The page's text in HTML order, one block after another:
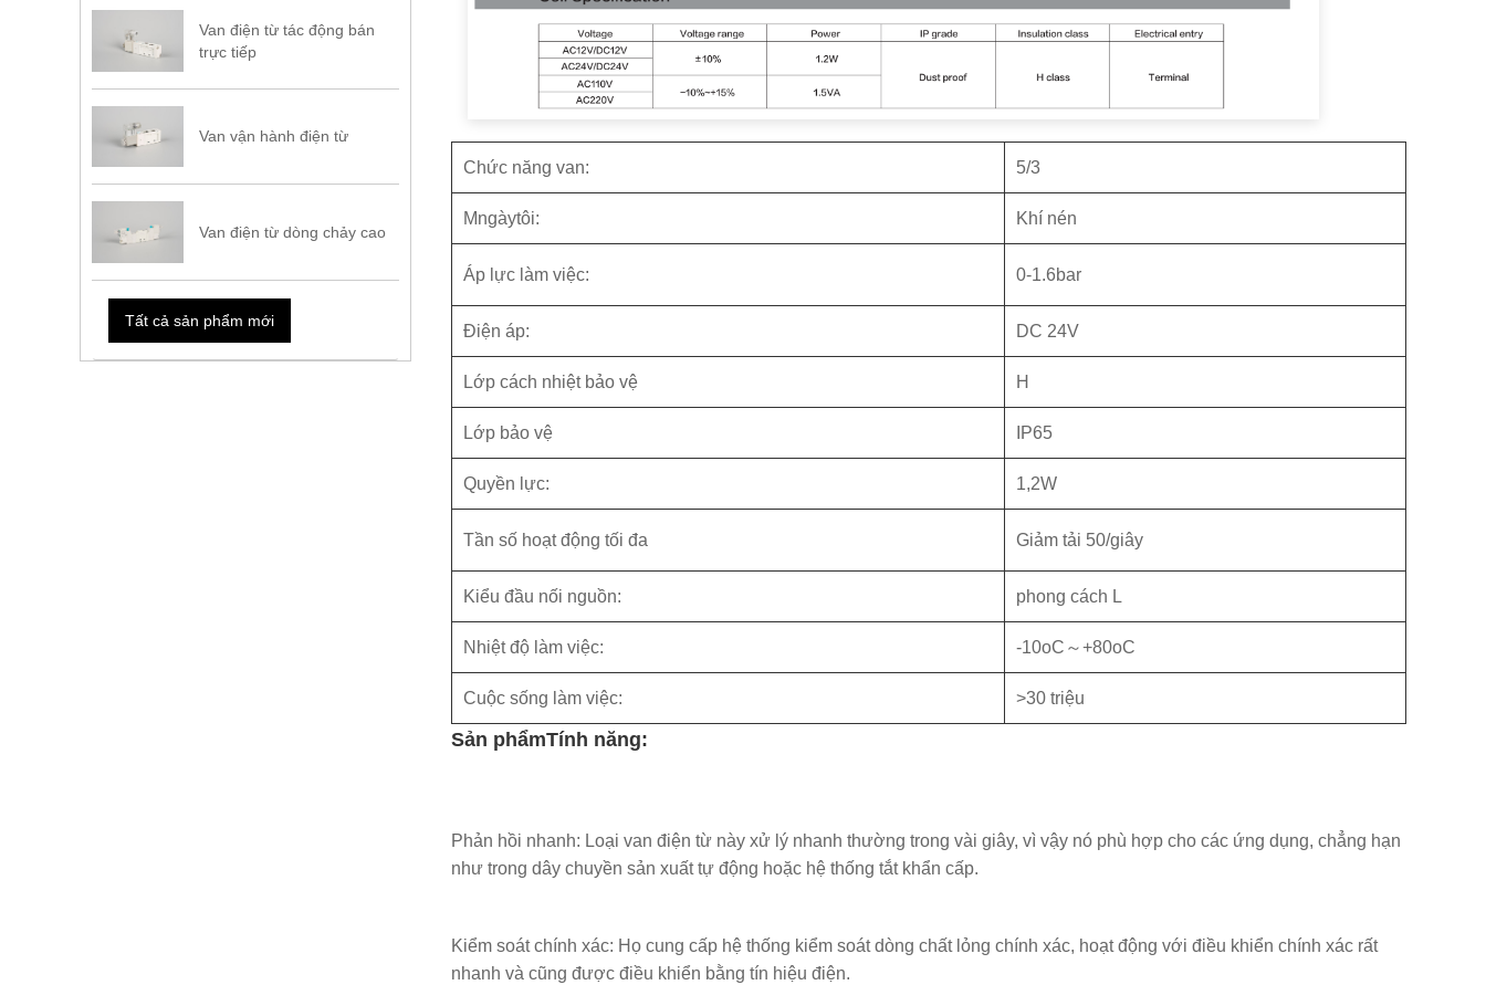
Van điện từ tác động bán
trực tiếp
Van vận hành điện từ
Van điện từ dòng chảy cao
Tất cả sản phẩm mới
Chức năng van: 5/3
Mngàytôi: Khí nén
Áp lực làm việc: 0-1.6bar
Điện áp: DC 24V
Lớp cách nhiệt bảo vệ H
Lớp bảo vệ IP65
Quyền lực: 1,2W
Tần số hoạt động tối đa Giảm tải 50/giây
Kiểu đầu nối nguồn: phong cách L
Nhiệt độ làm việc: -10oC～+80oC
Cuộc sống làm việc: >30 triệu
Sản phẩmTính năng:
Phản hồi nhanh: Loại van điện từ này xử lý nhanh thường trong vài giây, vì vậy nó phù hợp cho các ứng dụng, chẳng hạn
như trong dây chuyền sản xuất tự động hoặc hệ thống tắt khẩn cấp.
Kiểm soát chính xác: Họ cung cấp hệ thống kiểm soát dòng chất lỏng chính xác, hoạt động với điều khiển chính xác rất
nhanh và cũng được điều khiển bằng tín hiệu điện.